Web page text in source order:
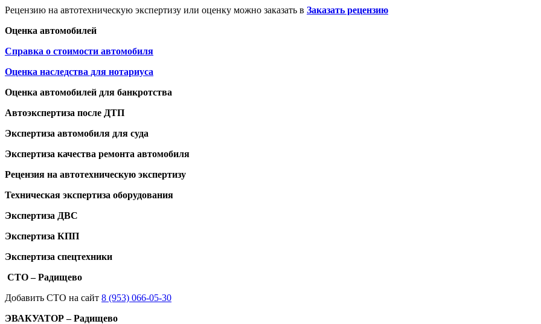
Рецензию на автотехническую экспертизу или оценку можно заказать в Заказать рецензию
Оценка автомобилей
Справка о стоимости автомобиля
Оценка наследства для нотариуса
Оценка автомобилей для банкротства
Автоэкспертиза после ДТП
Экспертиза автомобиля для суда
Экспертиза качества ремонта автомобиля
Рецензия на автотехническую экспертизу
Техническая экспертиза оборудования
Экспертиза ДВС
Экспертиза КПП
Экспертиза спецтехники
СТО – Радищево
Добавить СТО на сайт 8 (953) 066-05-30
ЭВАКУАТОР – Радищево